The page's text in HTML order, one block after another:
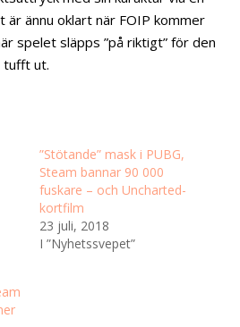
är ännu oklart när FOIP kommer
spelet släpps ”på riktigt” för den
tufft ut.
”Stötande” mask i PUBG,
Steam bannar 90 000
fuskare – och Uncharted-
kortfilm
23 juli, 2018
I ”Nyhetssvepet”